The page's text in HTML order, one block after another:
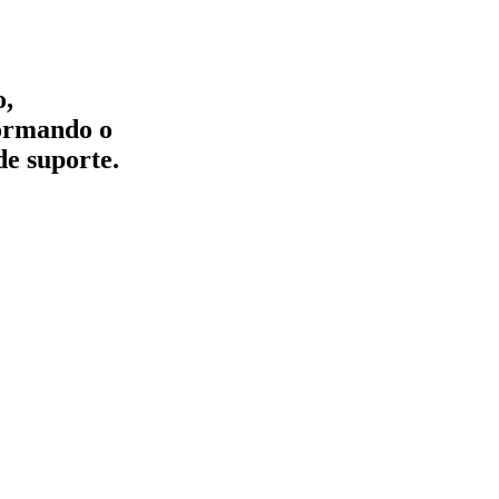
o
suporte.